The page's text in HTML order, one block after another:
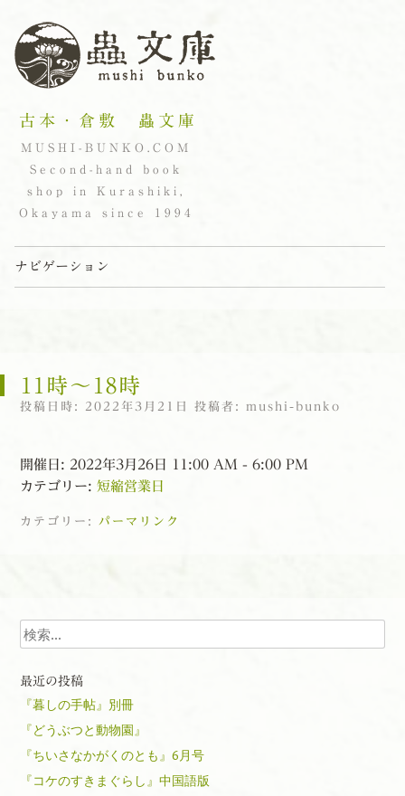
古本・倉敷 蟲文庫
MUSHI-BUNKO.COM
Second-hand book
shop in Kurashiki,
Okayama since 1994
ナビゲーション
11時〜18時
投稿日時: 2022年3月21日 投稿者: mushi-bunko
開催日: 2022年3月26日 11:00 AM - 6:00 PM
カテゴリー: 短縮営業日
カテゴリー: パーマリンク
検索
最近の投稿
『暮しの手帖』別冊
『どうぶつと動物園』
『ちいさなかがくのとも』6月号
『コケのすきまぐらし』中国語版